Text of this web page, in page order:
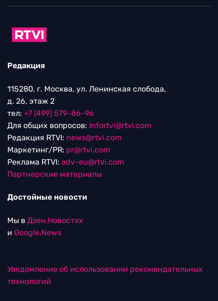
Редакция
115280, г. Москва, ул. Ленинская слобода,
д. 26, этаж 2
тел: +7 (499) 579-86-96
Для общих вопросов: Infortvi@rtvi.com
Редакция RTVI: news@rtvi.com
Маркетинг/PR: pr@rtvi.com
Реклама RTVI: adv-eu@rtvi.com
Партнерские материалы
Достойные новости
Мы в Дзен.Новостях
и Google.News
Уведомление об использовании рекомендательных
технологий